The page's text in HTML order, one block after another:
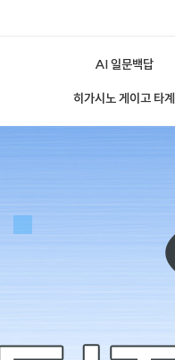
AI 일문백답
히가시노 게이고 타계